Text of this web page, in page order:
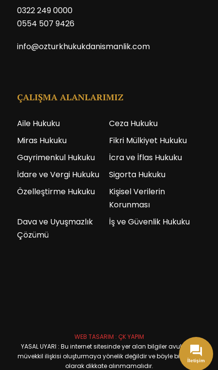
0322 249 0000
0554 507 9426
info@ozturkhukukdanismanlik.com
ÇALIŞMA ALANLARIMIZ
Aile Hukuku
Ceza Hukuku
Miras Hukuku
Fikri Mülkiyet Hukuku
Gayrimenkul Hukuku
İcra ve İflas Hukuku
İdare ve Vergi Hukuku
Sigorta Hukuku
Özelleştirme Hukuku
Kişisel Verilerin
Korunması
Dava ve Uyuşmazlık
Çözümü
İş ve Güvenlik Hukuku
WEB TASARIM : ÇK YAPIM
YASAL UYARI : Bu internet sitesinde yer alan bilgiler avukat ve
müvekkil ilişkisi oluşturmaya yönelik değildir ve böyle bir davet
olarak dikkate alınmamalıdır.
İletişim